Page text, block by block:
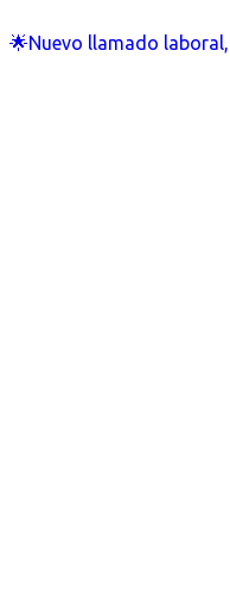
🌟Nuevo llamado